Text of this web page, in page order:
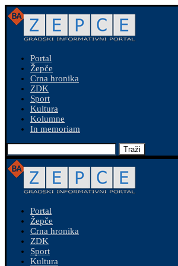
Portal
Žepče
Crna hronika
ZDK
Sport
Kultura
Kolumne
In memoriam
Traži
Portal
Žepče
Crna hronika
ZDK
Sport
Kultura